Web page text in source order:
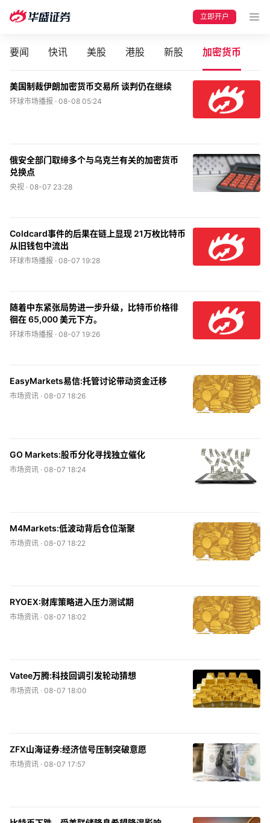
概述
AM 资产管理服务
ECM 股权资本市场服务
FICC 固定收益、外汇和大宗商品服务
WM 财富管理服务
立即开户
要闻 快讯 美股 港股 新股 加密货币
美国制裁伊朗加密货币交易所 谈判仍在继续
环球市场播报 · 08-08 05:24
俄安全部门取缔多个与乌克兰有关的加密货币
兑换点
央视 · 08-07 23:28
Coldcard事件的后果在链上显现 21万枚比特币
从旧钱包中流出
环球市场播报 · 08-07 19:28
随着中东紧张局势进一步升级，比特币价格徘
徊在 65,000 美元下方。
环球市场播报 · 08-07 19:26
EasyMarkets易信:托管讨论带动资金迁移
市场资讯 · 08-07 18:26
GO Markets:股币分化寻找独立催化
市场资讯 · 08-07 18:24
M4Markets:低波动背后仓位渐聚
市场资讯 · 08-07 18:22
RYOEX:财库策略进入压力测试期
市场资讯 · 08-07 18:02
Vatee万腾:科技回调引发轮动猜想
市场资讯 · 08-07 18:00
ZFX山海证券:经济信号压制突破意愿
市场资讯 · 08-07 17:57